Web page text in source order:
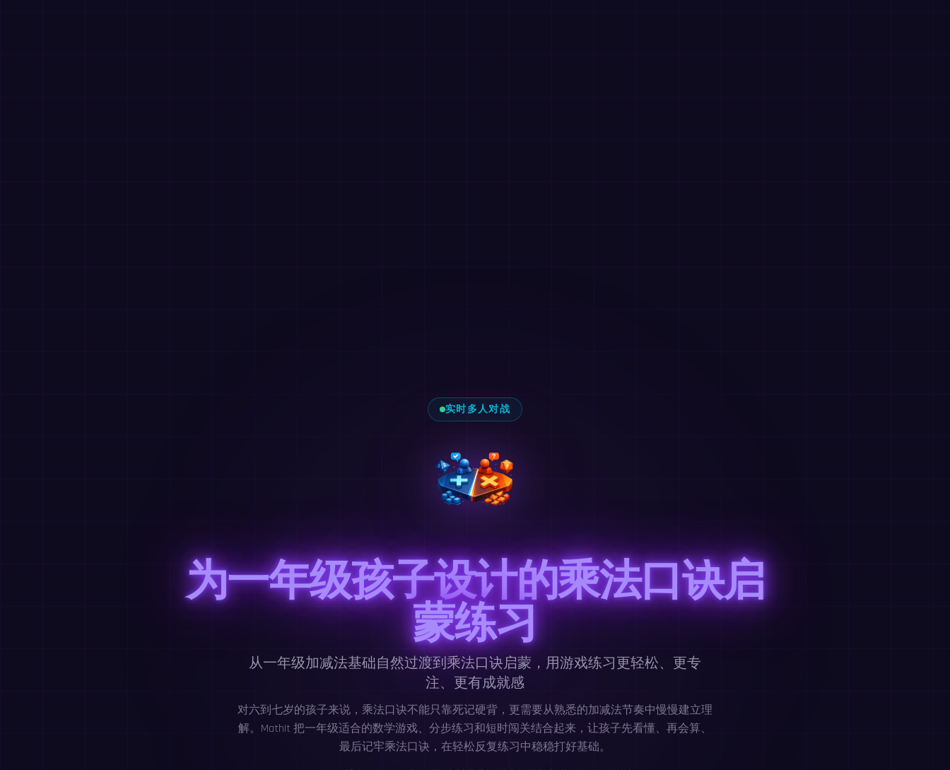
实时多人对战
为一年级孩子设计的乘法口诀启
蒙练习
从一年级加减法基础自然过渡到乘法口诀启蒙，用游戏练习更轻松、更专
注、更有成就感
对六到七岁的孩子来说，乘法口诀不能只靠死记硬背，更需要从熟悉的加减法节奏中慢慢建立理
解。MathIt 把一年级适合的数学游戏、分步练习和短时闯关结合起来，让孩子先看懂、再会算、
最后记牢乘法口诀，在轻松反复练习中稳稳打好基础。